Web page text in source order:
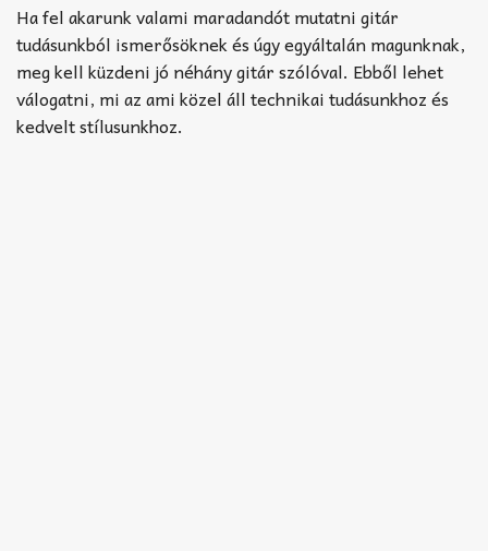
TABok
Improvizáció
Ha fel akarunk valami maradandót mutatni gitár
tudásunkból ismerősöknek és úgy egyáltalán magunknak,
meg kell küzdeni jó néhány gitár szólóval. Ebből lehet
válogatni, mi az ami közel áll technikai tudásunkhoz és
kedvelt stílusunkhoz.